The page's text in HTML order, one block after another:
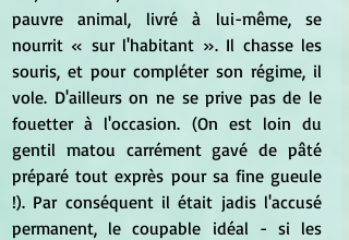
pauvre animal, livré à lui-même, se
nourrit « sur l'habitant ». Il chasse les
souris, et pour compléter son régime, il
vole. D'ailleurs on ne se prive pas de le
fouetter à l'occasion. (On est loin du
gentil matou carrément gavé de pâté
préparé tout exprès pour sa fine gueule
!). Par conséquent il était jadis l'accusé
permanent, le coupable idéal - si les